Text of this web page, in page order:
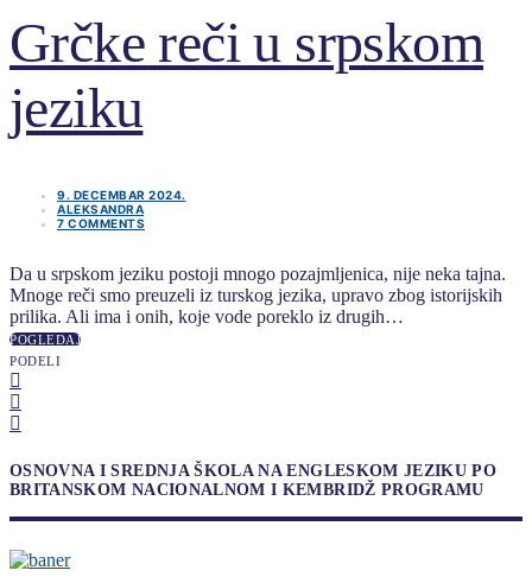
Grčke reči u srpskom
jeziku
9. DECEMBAR 2024.
ALEKSANDRA
7 COMMENTS
Da u srpskom jeziku postoji mnogo pozajmljenica, nije neka tajna.
Mnoge reči smo preuzeli iz turskog jezika, upravo zbog istorijskih
prilika. Ali ima i onih, koje vode poreklo iz drugih…
POGLEDAJ
PODELI
OSNOVNA I SREDNJA ŠKOLA NA ENGLESKOM JEZIKU PO
BRITANSKOM NACIONALNOM I KEMBRIDŽ PROGRAMU